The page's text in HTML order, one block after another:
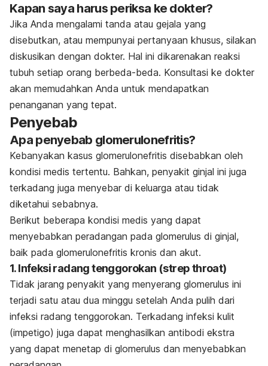
Kapan saya harus periksa ke dokter?
Jika Anda mengalami tanda atau gejala yang
disebutkan, atau mempunyai pertanyaan khusus, silakan
diskusikan dengan dokter. Hal ini dikarenakan reaksi
tubuh setiap orang berbeda-beda. Konsultasi ke dokter
akan memudahkan Anda untuk mendapatkan
penanganan yang tepat.
Penyebab
Apa penyebab glomerulonefritis?
Kebanyakan kasus glomerulonefritis disebabkan oleh
kondisi medis tertentu. Bahkan, penyakit ginjal ini juga
terkadang juga menyebar di keluarga atau tidak
diketahui sebabnya.
Berikut beberapa kondisi medis yang dapat
menyebabkan peradangan pada glomerulus di ginjal,
baik pada glomerulonefritis kronis dan akut.
1. Infeksi radang tenggorokan (strep throat)
Tidak jarang penyakit yang menyerang glomerulus ini
terjadi satu atau dua minggu setelah Anda pulih dari
infeksi radang tenggorokan. Terkadang infeksi kulit
(impetigo) juga dapat menghasilkan antibodi ekstra
yang dapat menetap di glomerulus dan menyebabkan